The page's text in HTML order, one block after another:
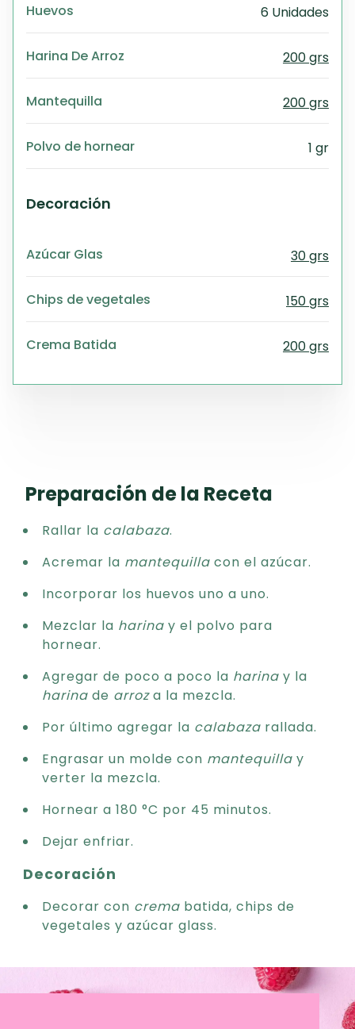
Huevos 6 Unidades
Harina De Arroz 200 grs
Mantequilla 200 grs
Polvo de hornear 1 gr
Decoración
Azúcar Glas 30 grs
Chips de vegetales 150 grs
Crema Batida 200 grs
Preparación de la Receta
Rallar la calabaza.
Acremar la mantequilla con el azúcar.
Incorporar los huevos uno a uno.
Mezclar la harina y el polvo para
hornear.
Agregar de poco a poco la harina y la
harina de arroza la mezcla.
Por último agregar la calabaza rallada.
Engrasar un molde con mantequilla y
verter la mezcla.
Hornear a 180 °C por 45 minutos.
Dejar enfriar.
Decoración
Decorar con crema batida, chips de
vegetales y azúcar glass.